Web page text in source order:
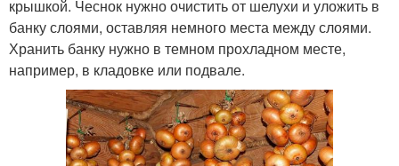
крышкой. Чеснок нужно очистить от шелухи и уложить в
банку слоями, оставляя немного места между слоями.
Хранить банку нужно в темном прохладном месте,
например, в кладовке или подвале.